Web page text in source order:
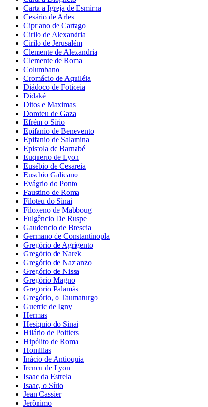
Carta a Igreja de Esmirna
Cesário de Arles
Cipriano de Cartago
Cirilo de Alexandria
Cirilo de Jerusalém
Clemente de Alexandria
Clemente de Roma
Columbano
Cromácio de Aquiléia
Diádoco de Foticeia
Didaké
Ditos e Maximas
Doroteu de Gaza
Efrém o Sírio
Epifanio de Benevento
Epifanio de Salamina
Epistola de Barnabé
Euquerio de Lyon
Eusébio de Cesareia
Eusebio Galicano
Evágrio do Ponto
Faustino de Roma
Filoteu do Sinai
Filoxeno de Mabboug
Fulgêncio De Ruspe
Gaudencio de Brescia
Germano de Constantinopla
Gregório de Agrigento
Gregório de Narek
Gregório de Nazianzo
Gregório de Nissa
Gregório Magno
Gregorio Palamàs
Gregório, o Taumaturgo
Guerric de Igny
Hermas
Hesiquio do Sinai
Hilário de Poitiers
Hipólito de Roma
Homilias
Inácio de Antioquia
Ireneu de Lyon
Isaac da Estrela
Isaac, o Sírio
Jean Cassier
Jerônimo